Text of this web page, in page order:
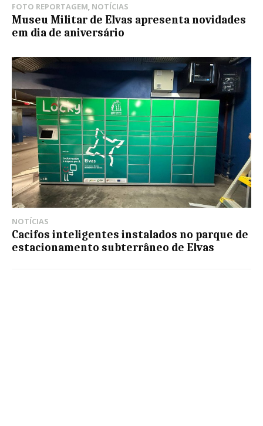
FOTO REPORTAGEM, NOTÍCIAS
Museu Militar de Elvas apresenta novidades
em dia de aniversário
NOTÍCIAS
Cacifos inteligentes instalados no parque de
estacionamento subterrâneo de Elvas